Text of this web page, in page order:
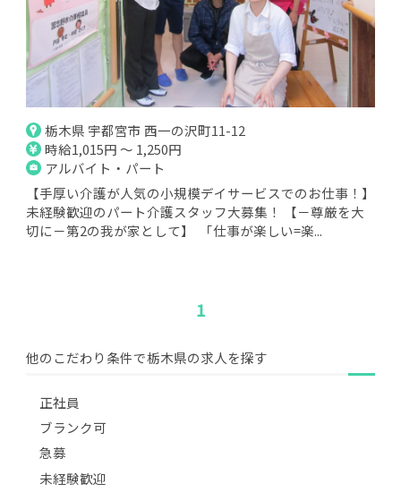
栃木県 宇都宮市 西一の沢町11-12
時給1,015円 ～ 1,250円
アルバイト・パート
【手厚い介護が人気の小規模デイサービスでのお仕事！】
未経験歓迎のパート介護スタッフ大募集！ 【－尊厳を大
切に－第2の我が家として】 「仕事が楽しい=楽...
1
他のこだわり条件で栃木県の求人を探す
正社員
ブランク可
急募
未経験歓迎